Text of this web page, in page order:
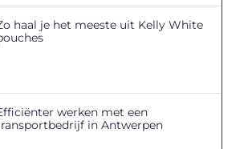
haal je het meeste uit Kelly White
werken met een
in Antwerpen